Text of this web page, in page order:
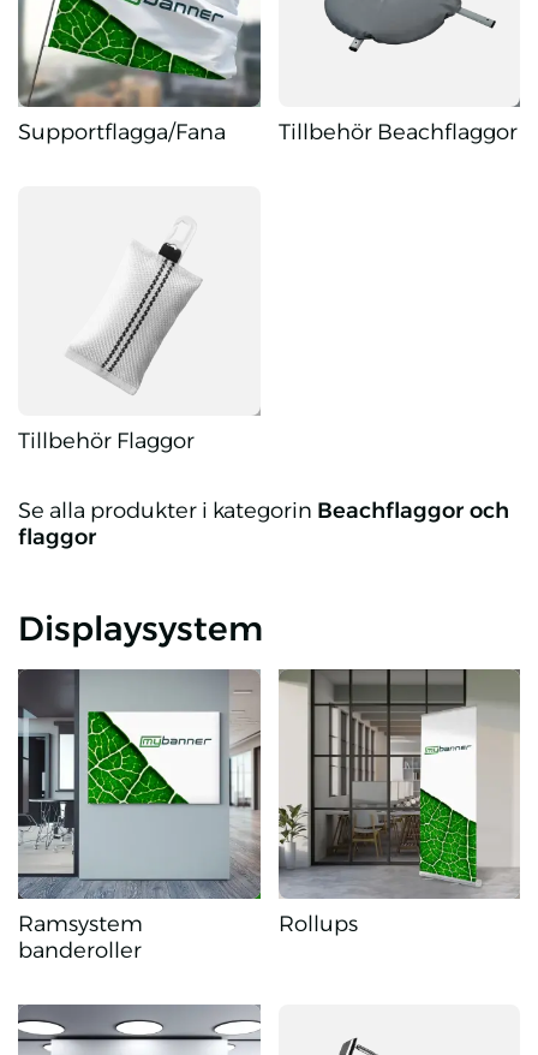
Supportflagga/Fana Tillbehör Beachflaggor
Tillbehör Flaggor
Se alla produkter i kategorin Beachflaggor och
flaggor
Displaysystem
Ramsystem
banderoller
Rollups